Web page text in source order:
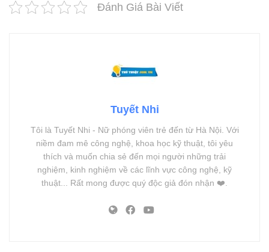
Đánh Giá Bài Viết
Tuyết Nhi
Tôi là Tuyết Nhi - Nữ phóng viên trẻ đến từ Hà Nội. Với
niềm đam mê công nghệ, khoa học kỹ thuật, tôi yêu
thích và muốn chia sẻ đến mọi người những trải
nghiệm, kinh nghiệm về các lĩnh vực công nghệ, kỹ
thuật... Rất mong được quý độc giả đón nhận ❤️.